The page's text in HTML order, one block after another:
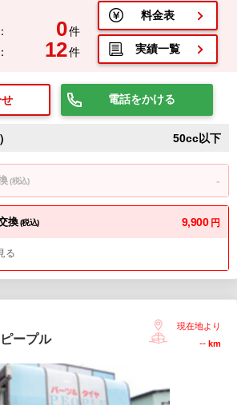
0件
12件
料金表
実績一覧
電話をかける
50cc以下
(税込) -
換(税込) 9,900 円
る
ープル
現在地より
-- km